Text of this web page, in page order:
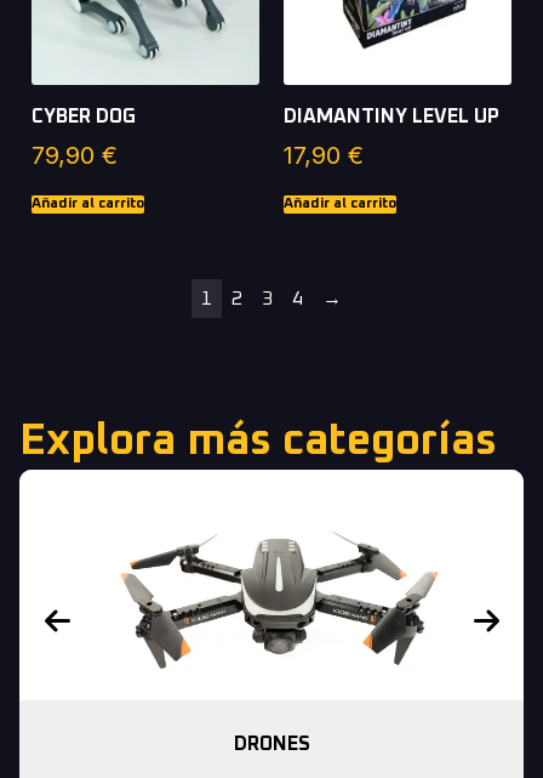
CYBER DOG
79,90 €
Añadir al carrito
DIAMANTINY LEVEL UP
17,90 €
Añadir al carrito
1 2 3 4 →
Explora más categorías
DRONES